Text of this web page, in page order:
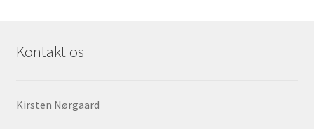
Kontakt os
Kirsten Nørgaard